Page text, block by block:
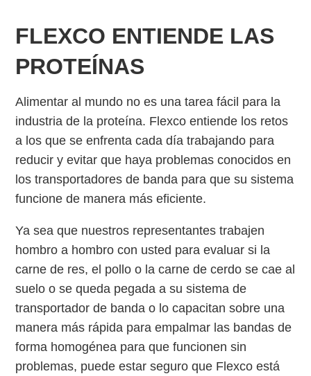
FLEXCO ENTIENDE LAS
PROTEÍNAS
Alimentar al mundo no es una tarea fácil para la
industria de la proteína. Flexco entiende los retos
a los que se enfrenta cada día trabajando para
reducir y evitar que haya problemas conocidos en
los transportadores de banda para que su sistema
funcione de manera más eficiente.
Ya sea que nuestros representantes trabajen
hombro a hombro con usted para evaluar si la
carne de res, el pollo o la carne de cerdo se cae al
suelo o se queda pegada a su sistema de
transportador de banda o lo capacitan sobre una
manera más rápida para empalmar las bandas de
forma homogénea para que funcionen sin
problemas, puede estar seguro que Flexco está